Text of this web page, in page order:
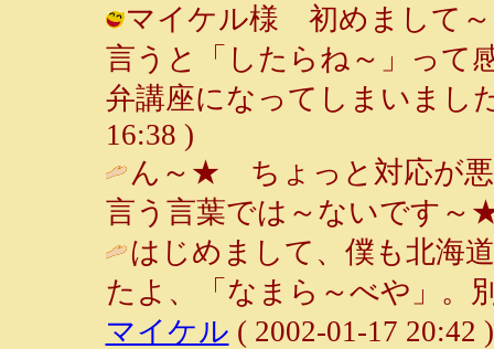
マイケル様 初めまして
言うと「したらね～」って
弁講座になってしまいまし
16:38 )
ん～★ ちょっと対応が
言う言葉では～ないです
はじめまして、僕も北海
たよ、「なまら～べや」。
マイケル ( 2002-01-17 20:42 )